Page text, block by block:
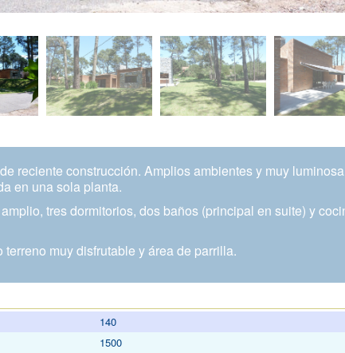
reciente construcción. Amplios ambientes y muy
en una sola planta.
tres dormitorios, dos baños (principal en suite) y
terreno muy disfrutable y área de parrilla.
140
1500